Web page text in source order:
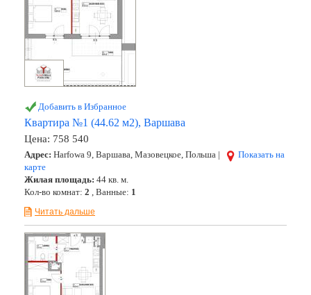
Добавить в Избранное
Квартира №1 (44.62 м2), Варшава
Цена: 758 540
Адрес: Harfowa 9, Варшава, Мазовецкое, Польша |
Показать на
карте
Жилая площадь: 44 кв. м.
Кол-во комнат: 2 , Ванные: 1
Читать дальше